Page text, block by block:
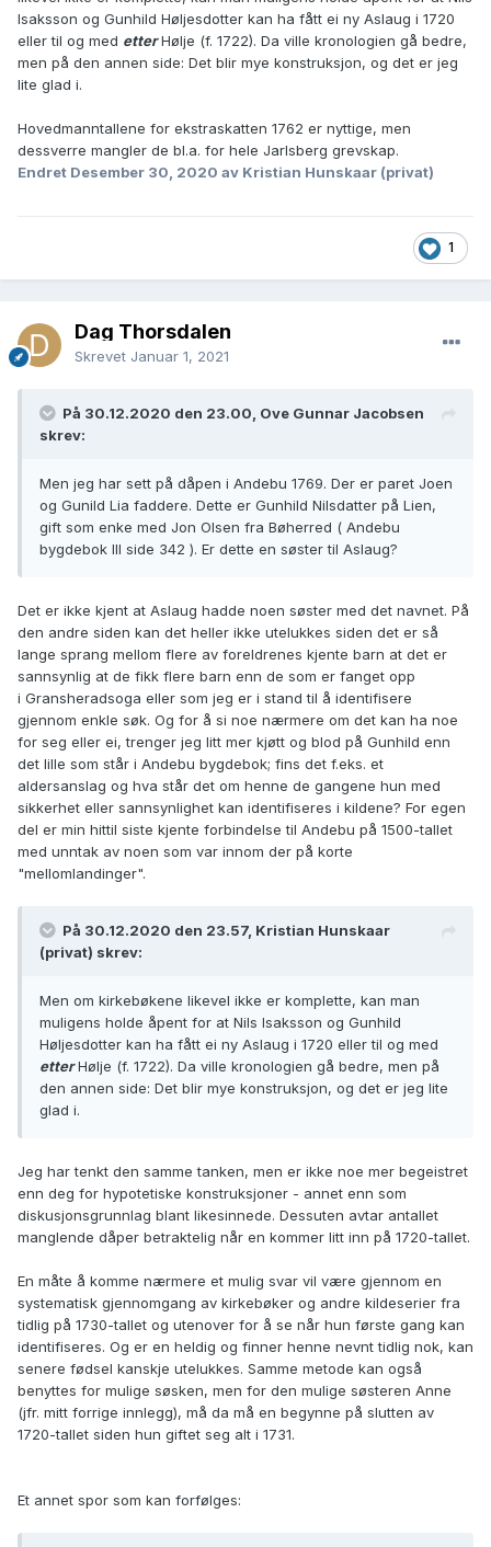
Isaksson og Gunhild Høljesdotter kan ha fått ei ny Aslaug i 1720
eller til og med etterHølje (f. 1722). Da ville kronologien gå bedre,
men på den annen side: Det blir mye konstruksjon, og det er jeg
lite glad i.
Hovedmanntallene for ekstraskatten 1762 er nyttige, men
dessverre mangler de bl.a. for hele Jarlsberg grevskap.
Endret Desember 30, 2020 av Kristian Hunskaar (privat)
1
Dag Thorsdalen
Skrevet Januar 1, 2021
På 30.12.2020 den 23.00, Ove Gunnar Jacobsen
skrev:
Men jeg har sett på dåpen i Andebu 1769. Der er paret Joen
og Gunild Lia faddere. Dette er Gunhild Nilsdatter på Lien,
gift som enke med Jon Olsen fra Bøherred ( Andebu
bygdebok III side 342 ). Er dette en søster til Aslaug?
Det er ikke kjent at Aslaug hadde noen søster med det navnet. På
den andre siden kan det heller ikke utelukkes siden det er så
lange sprang mellom flere av foreldrenes kjente barn at det er
sannsynlig at de fikk flere barn enn de som er fanget opp
i Gransheradsoga eller som jeg er i stand til å identifisere
gjennom enkle søk. Og for å si noe nærmere om det kan ha noe
for seg eller ei, trenger jeg litt mer kjøtt og blod på Gunhild enn
det lille som står i Andebu bygdebok; fins det f.eks. et
aldersanslag og hva står det om henne de gangene hun med
sikkerhet eller sannsynlighet kan identifiseres i kildene? For egen
del er min hittil siste kjente forbindelse til Andebu på 1500-tallet
med unntak av noen som var innom der på korte
"mellomlandinger".
På 30.12.2020 den 23.57, Kristian Hunskaar
(privat) skrev:
Men om kirkebøkene likevel ikke er komplette, kan man
muligens holde åpent for at Nils Isaksson og Gunhild
Høljesdotter kan ha fått ei ny Aslaug i 1720 eller til og med
etterHølje (f. 1722). Da ville kronologien gå bedre, men på
den annen side: Det blir mye konstruksjon, og det er jeg lite
glad i.
Jeg har tenkt den samme tanken, men er ikke noe mer begeistret
enn deg for hypotetiske konstruksjoner - annet enn som
diskusjonsgrunnlag blant likesinnede. Dessuten avtar antallet
manglende dåper betraktelig når en kommer litt inn på 1720-tallet.
En måte å komme nærmere et mulig svar vil være gjennom en
systematisk gjennomgang av kirkebøker og andre kildeserier fra
tidlig på 1730-tallet og utenover for å se når hun første gang kan
identifiseres. Og er en heldig og finner henne nevnt tidlig nok, kan
senere fødsel kanskje utelukkes. Samme metode kan også
benyttes for mulige søsken, men for den mulige søsteren Anne
(jfr. mitt forrige innlegg), må da må en begynne på slutten av
1720-tallet siden hun giftet seg alt i 1731.
Et annet spor som kan forfølges: